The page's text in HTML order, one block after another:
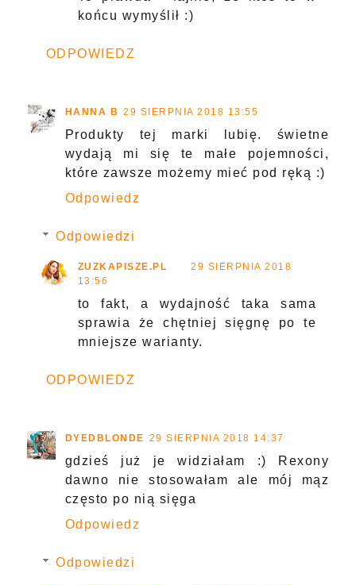
końcu wymyślił :)
ODPOWIEDZ
HANNA B 29 SIERPNIA 2018 13:55
Produkty tej marki lubię. świetne
wydają mi się te małe pojemności,
które zawsze możemy mieć pod ręką :)
Odpowiedz
Odpowiedzi
ZUZKAPISZE.PL
29 SIERPNIA 2018
13:56
to fakt, a wydajność taka sama
sprawia że chętniej sięgnę po te
mniejsze warianty.
ODPOWIEDZ
DYEDBLONDE 29 SIERPNIA 2018 14:37
gdzieś już je widziałam :) Rexony
dawno nie stosowałam ale mój mąz
często po nią sięga
Odpowiedz
Odpowiedzi